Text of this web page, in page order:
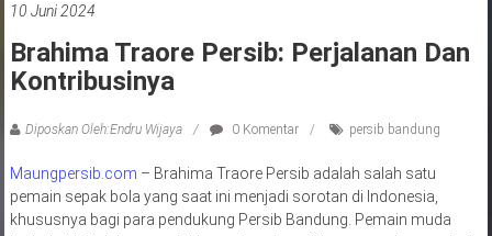
10 Juni 2024
Brahima Traore Persib: Perjalanan Dan
Kontribusinya
Diposkan Oleh:Endru Wijaya 0 Komentar persib bandung
Maungpersib.com – Brahima Traore Persib adalah salah satu
pemain sepak bola yang saat ini menjadi sorotan di Indonesia,
khususnya bagi para pendukung Persib Bandung. Pemain muda